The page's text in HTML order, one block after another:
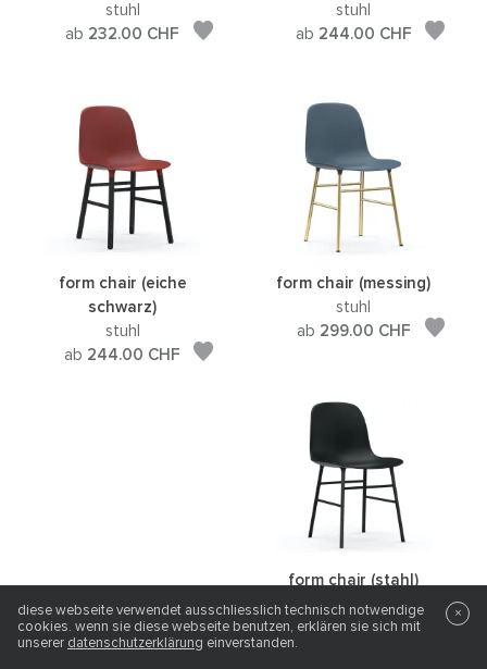
stuhl
ab 232.00 CHF
stuhl
ab 244.00 CHF
form chair (eiche
schwarz)
stuhl
ab 244.00 CHF
form chair (messing)
stuhl
ab 299.00 CHF
form chair (stahl)
stuhl
ab232.00CHF
diese webseite verwendet ausschliesslich technisch notwendige
cookies. wenn sie diese webseite benutzen, erklären sie sich mit
unserer datenschutzerklärung einverstanden.
×